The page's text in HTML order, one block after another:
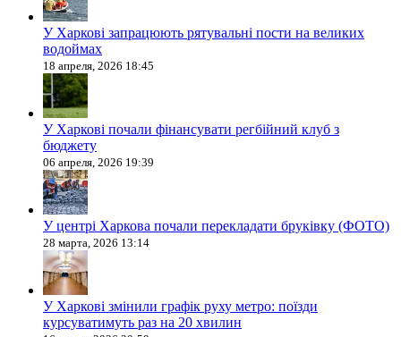
У Харкові запрацюють рятувальні пости на великих
водоймах
18 апреля, 2026 18:45
У Харкові почали фінансувати регбійний клуб з
бюджету
06 апреля, 2026 19:39
У центрі Харкова почали перекладати бруківку (ФОТО)
28 марта, 2026 13:14
У Харкові змінили графік руху метро: поїзди
курсуватимуть раз на 20 хвилин